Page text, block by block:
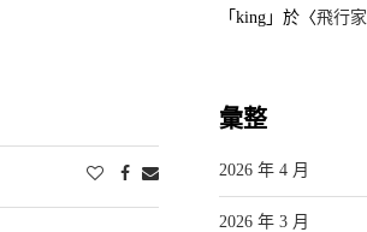
「 king 」於〈飛行家
彙整
2026 年 4 月
2026 年 3 月